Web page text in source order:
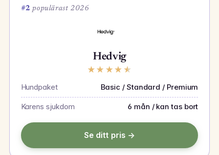
#2 populärast 2026
Hedvig
★ ★ ★ ★ ★
Hundpaket Basic / Standard / Premium
Karens sjukdom 6 mån / kan tas bort
Se ditt pris →